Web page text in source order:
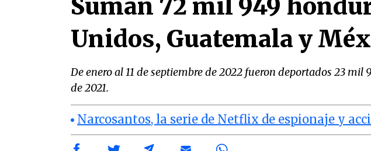
Suman 72 mil 949
Unidos, Guatemala y
De enero al 11 de septiembre de 2022 fueron deportados 23
de 2021.
Narcosantos, la serie de Netflix de espionaje y